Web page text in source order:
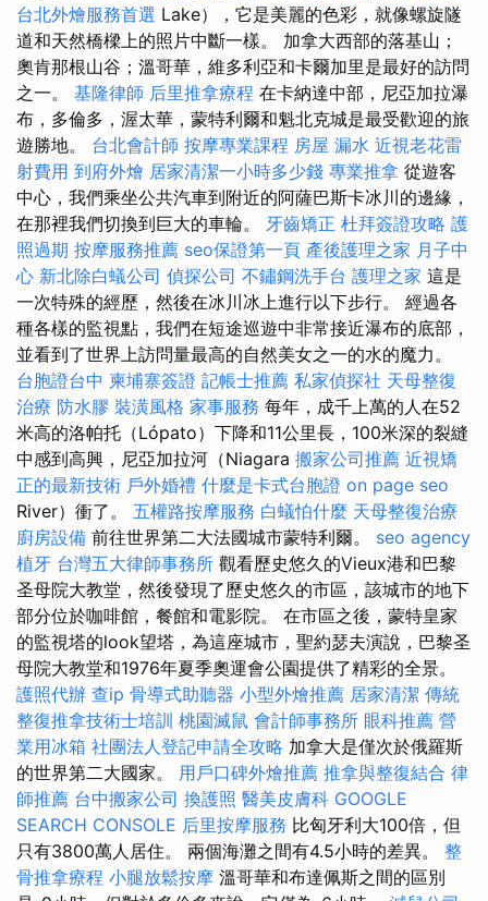
台北外燴服務首選 Lake），它是美麗的色彩，就像螺旋隧
道和天然橋樑上的照片中斷一樣。 加拿大西部的落基山；
奧肯那根山谷；溫哥華，維多利亞和卡爾加里是最好的訪問
之一。 基隆律師 后里推拿療程 在卡納達中部，尼亞加拉瀑
布，多倫多，渥太華，蒙特利爾和魁北克城是最受歡迎的旅
遊勝地。 台北會計師 按摩專業課程 房屋 漏水 近視老花雷
射費用 到府外燴 居家清潔一小時多少錢 專業推拿 從遊客
中心，我們乘坐公共汽車到附近的阿薩巴斯卡冰川的邊緣，
在那裡我們切換到巨大的車輪。 牙齒矯正 杜拜簽證攻略 護
照過期 按摩服務推薦 seo保證第一頁 產後護理之家 月子中
心 新北除白蟻公司 偵探公司 不鏽鋼洗手台 護理之家 這是
一次特殊的經歷，然後在冰川冰上進行以下步行。 經過各
種各樣的監視點，我們在短途巡遊中非常接近瀑布的底部，
並看到了世界上訪問量最高的自然美女之一的水的魔力。
台胞證台中 柬埔寨簽證 記帳士推薦 私家偵探社 天母整復
治療 防水膠 裝潢風格 家事服務 每年，成千上萬的人在52
米高的洛帕托（Lópato）下降和11公里長，100米深的裂縫
中感到高興，尼亞加拉河（Niagara 搬家公司推薦 近視矯
正的最新技術 戶外婚禮 什麼是卡式台胞證 on page seo
River）衝了。 五權路按摩服務 白蟻怕什麼 天母整復治療
廚房設備 前往世界第二大法國城市蒙特利爾。 seo agency
植牙 台灣五大律師事務所 觀看歷史悠久的Vieux港和巴黎
圣母院大教堂，然後發現了歷史悠久的市區，該城市的地下
部分位於咖啡館，餐館和電影院。 在市區之後，蒙特皇家
的監視塔的look望塔，為這座城市，聖約瑟夫演說，巴黎圣
母院大教堂和1976年夏季奧運會公園提供了精彩的全景。
護照代辦 查ip 骨導式助聽器 小型外燴推薦 居家清潔 傳統
整復推拿技術士培訓 桃園滅鼠 會計師事務所 眼科推薦 營
業用冰箱 社團法人登記申請全攻略 加拿大是僅次於俄羅斯
的世界第二大國家。 用戶口碑外燴推薦 推拿與整復結合 律
師推薦 台中搬家公司 換護照 醫美皮膚科 GOOGLE
SEARCH CONSOLE 后里按摩服務 比匈牙利大100倍，但
只有3800萬人居住。 兩個海灘之間有4.5小時的差異。 整
骨推拿療程 小腿放鬆按摩 溫哥華和布達佩斯之間的區別